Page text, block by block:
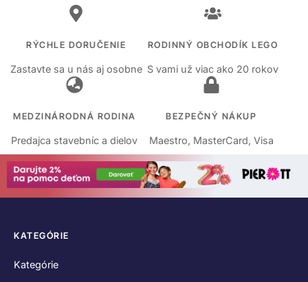
RÝCHLE DORUČENIE
Zastavte sa u nás aj osobne
RODINNÝ OBCHODÍK LEGO
S vami už viac ako 20 rokov
MEDZINÁRODNÁ RODINA
Predajca stavebníc a dielov
BEZPEČNÝ NÁKUP
Maestro, MasterCard, Visa
KATEGÓRIE
Kategórie